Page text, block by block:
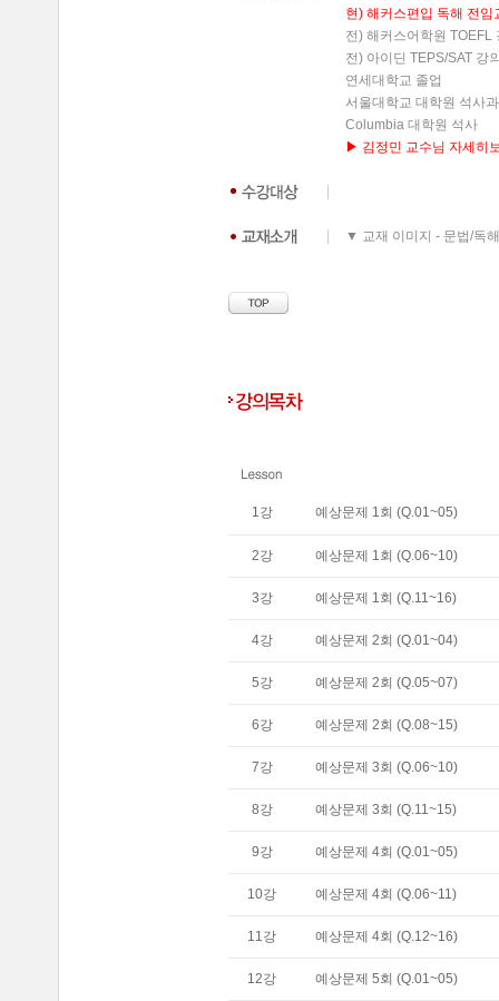
현) 해커스편입 독해 전임
전) 해커스어학원 TOEFL
전) 아이딘 TEPS/SAT 강
연세대학교 졸업
서울대학교 대학원 석사
Columbia 대학원 석사
▶ 김정민 교수님 자세히
▼ 교재 이미지 - 문법/독
1강 예상문제 1회 (Q.01~05)
2강 예상문제 1회 (Q.06~10)
3강 예상문제 1회 (Q.11~16)
4강 예상문제 2회 (Q.01~04)
5강 예상문제 2회 (Q.05~07)
6강 예상문제 2회 (Q.08~15)
7강 예상문제 3회 (Q.06~10)
8강 예상문제 3회 (Q.11~15)
9강 예상문제 4회 (Q.01~05)
10강 예상문제 4회 (Q.06~11)
11강 예상문제 4회 (Q.12~16)
12강 예상문제 5회 (Q.01~05)